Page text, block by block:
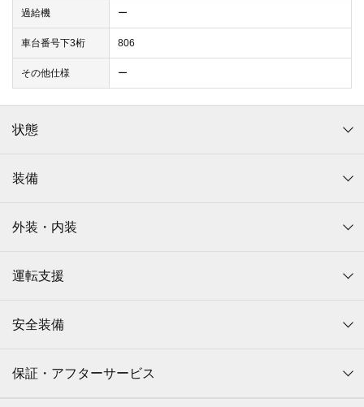
過給機 ー
車台番号下3桁 806
その他仕様 ー
状態
装備
外装・内装
運転支援
安全装備
保証・アフターサービス